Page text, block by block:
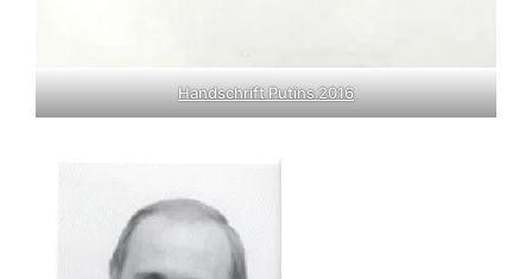
Handschrift Putins 2016